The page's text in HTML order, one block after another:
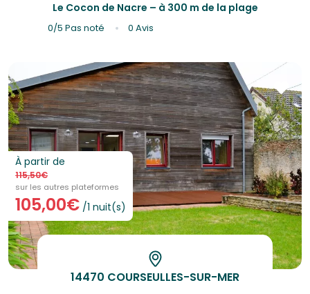
Le Cocon de Nacre – à 300 m de la plage
0/5Pas noté 0 Avis
À partir de
115,50€
sur les autres plateformes
105,00€ /1 nuit(s)
14470 COURSEULLES-SUR-MER